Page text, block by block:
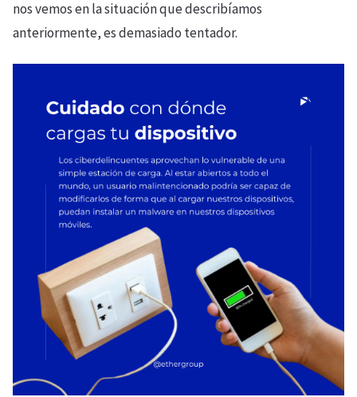
nos vemos en la situación que describíamos
anteriormente, es demasiado tentador.